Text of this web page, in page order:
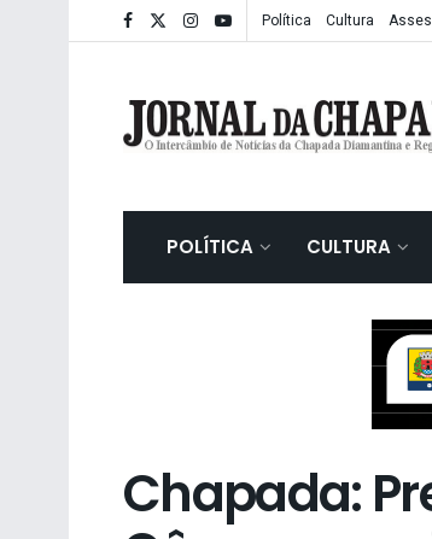
Política Cultura
POLÍTICA CULTURA
Chapada: